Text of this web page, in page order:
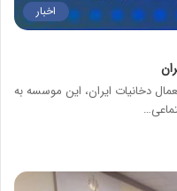
اخبار
دخانیات ایران، این موسسه به